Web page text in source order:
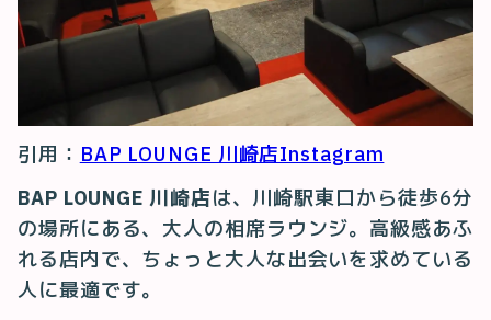
引用： BAP LOUNGE 川崎店Instagram
BAP LOUNGE 川崎店は、川崎駅東口から徒歩6分
の場所にある、大人の相席ラウンジ。高級感あふ
れる店内で、ちょっと大人な出会いを求めている
人に最適です。